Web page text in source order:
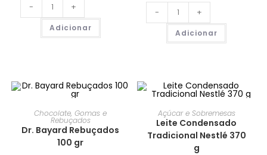
- +
Adicionar
- +
Adicionar
Chocolate, Gomas e
Rebuçados
Dr. Bayard Rebuçados
100 gr
Açúcar e Sobremesas
Leite Condensado
Tradicional Nestlé 370
g